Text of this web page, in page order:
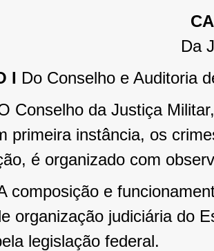
Da
I Do Conselho e Auditoria
Conselho da Justiça
primeira instância, os
é organizado com
composição e
organização judiciária do
legislação federal.